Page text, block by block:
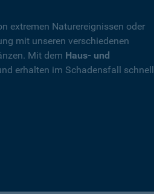
extremen Naturereignissen oder
mit unseren verschiedenen
Mit dem Haus- und
erhalten im Schadensfall schnell